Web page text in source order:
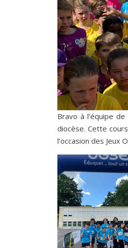
Bravo à l’équipe
diocèse. Cette
l’occasion des Jeux